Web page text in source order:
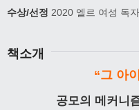
수상/선정 2020 엘르 여성 독
책소개
“그 아
공모의 메커니